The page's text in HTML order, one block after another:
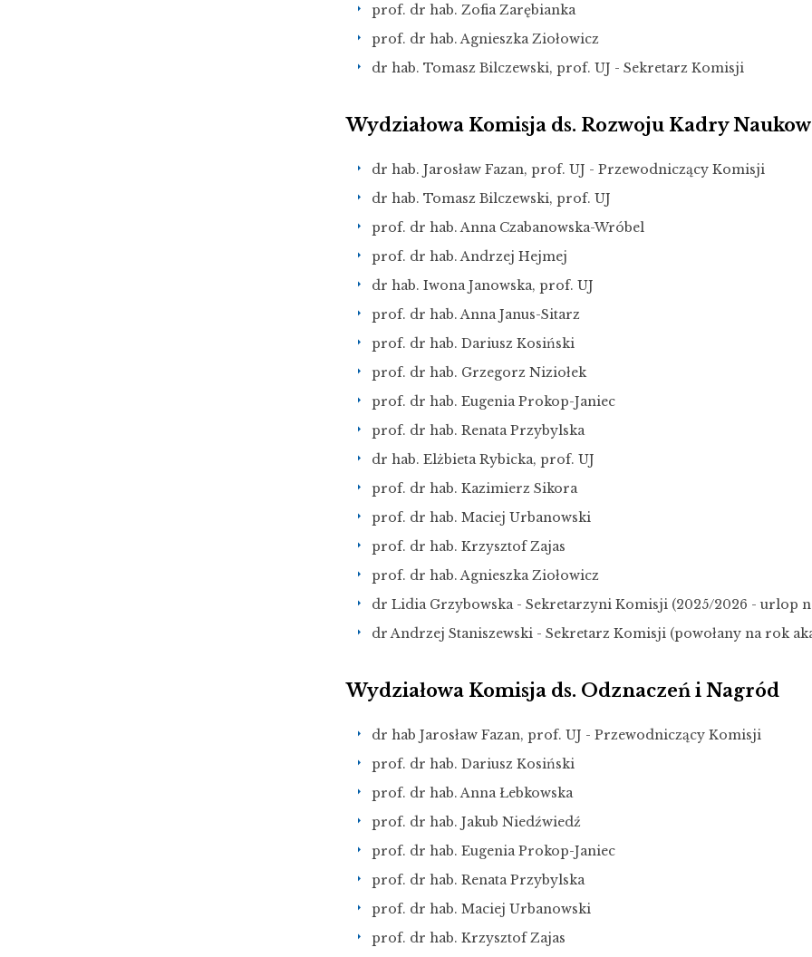
prof. dr hab. Zofia Zarębianka
prof. dr hab. Agnieszka Ziołowicz
dr hab. Tomasz Bilczewski, prof. UJ - Sekretarz Komisji
Wydziałowa Komisja ds. Rozwoju Kadry
dr hab. Jarosław Fazan, prof. UJ - Przewodniczący Komisji
dr hab. Tomasz Bilczewski, prof. UJ
prof. dr hab. Anna Czabanowska-Wróbel
prof. dr hab. Andrzej Hejmej
dr hab. Iwona Janowska, prof. UJ
prof. dr hab. Anna Janus-Sitarz
prof. dr hab. Dariusz Kosiński
prof. dr hab. Grzegorz Niziołek
prof. dr hab. Eugenia Prokop-Janiec
prof. dr hab. Renata Przybylska
dr hab. Elżbieta Rybicka, prof. UJ
prof. dr hab. Kazimierz Sikora
prof. dr hab. Maciej Urbanowski
prof. dr hab. Krzysztof Zajas
prof. dr hab. Agnieszka Ziołowicz
dr Lidia Grzybowska - Sekretarzyni Komisji (2025/2026 - urlop
dr Andrzej Staniszewski - Sekretarz Komisji (powołany na rok
Wydziałowa Komisja ds. Odznaczeń i Nagród
dr hab Jarosław Fazan, prof. UJ - Przewodniczący Komisji
prof. dr hab. Dariusz Kosiński
prof. dr hab. Anna Łebkowska
prof. dr hab. Jakub Niedźwiedź
prof. dr hab. Eugenia Prokop-Janiec
prof. dr hab. Renata Przybylska
prof. dr hab. Maciej Urbanowski
prof. dr hab. Krzysztof Zajas